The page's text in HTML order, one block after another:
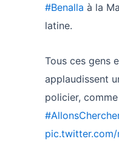
#Benalla à la
latine.
Tous ces gens
applaudissent
policier,
pic.twitter.com/